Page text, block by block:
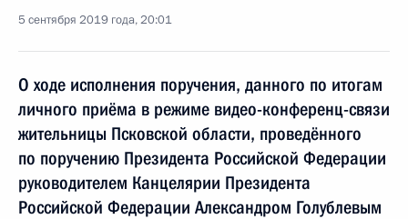
5 сентября 2019 года, 20:01
О ходе исполнения поручения, данного по итогам
личного приёма в режиме видео-конференц-связи
жительницы Псковской области, проведённого
по поручению Президента Российской Федерации
руководителем Канцелярии Президента
Российской Федерации Александром Голублевым